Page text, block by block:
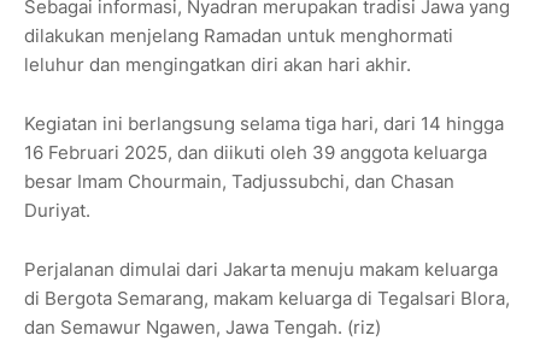
Sebagai informasi, Nyadran merupakan tradisi Jawa yang
dilakukan menjelang Ramadan untuk menghormati
leluhur dan mengingatkan diri akan hari akhir.
Kegiatan ini berlangsung selama tiga hari, dari 14 hingga
16 Februari 2025, dan diikuti oleh 39 anggota keluarga
besar Imam Chourmain, Tadjussubchi, dan Chasan
Duriyat.
Perjalanan dimulai dari Jakarta menuju makam keluarga
di Bergota Semarang, makam keluarga di Tegalsari Blora,
dan Semawur Ngawen, Jawa Tengah. (riz)